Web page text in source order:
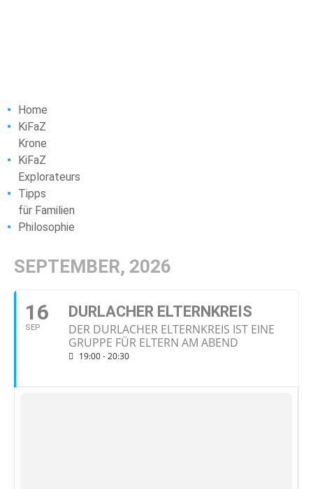
Home
KiFaZ
Krone
KiFaZ
Explorateurs
Tipps
für Familien
Philosophie
SEPTEMBER, 2026
16
SEP
DURLACHER ELTERNKREIS
DER DURLACHER ELTERNKREIS IST EINE
GRUPPE FÜR ELTERN AM ABEND
19:00 - 20:30